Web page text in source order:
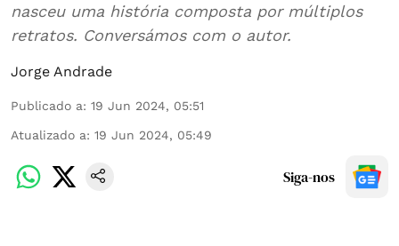
nasceu uma história composta por múltiplos
retratos. Conversámos com o autor.
Jorge Andrade
Publicado a: 19 Jun 2024, 05:51
Atualizado a: 19 Jun 2024, 05:49
Siga-nos